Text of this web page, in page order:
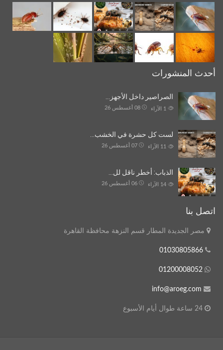
أحدث المنشورات
الصراصير داخل الأجهز…
08 أغسطس 26 الآراء
لست كل حشرة في الخشب…
07 أغسطس 26 الآراء
الذباب: أخطر ناقل لل…
06 أغسطس 26 الآراء
اتصل بنا
مصر الجديدة المطار قسم النزهة محافظة القاهرة
01030805866
01200008052
info@aroeg.com